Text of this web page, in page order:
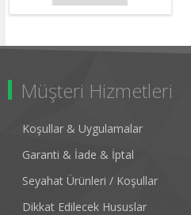
Müşteri Hizmetleri
Koşullar & Uygulamalar
Garanti & İade & İptal
Seyahat Ürünleri / Koşullar
Dikkat Edilecek Hususlar